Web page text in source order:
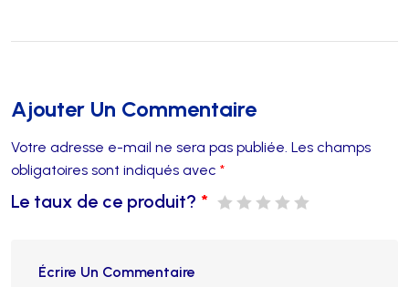
Ajouter Un Commentaire
Votre adresse e-mail ne sera pas publiée. Les champs
obligatoires sont indiqués avec *
Le taux de ce produit? *